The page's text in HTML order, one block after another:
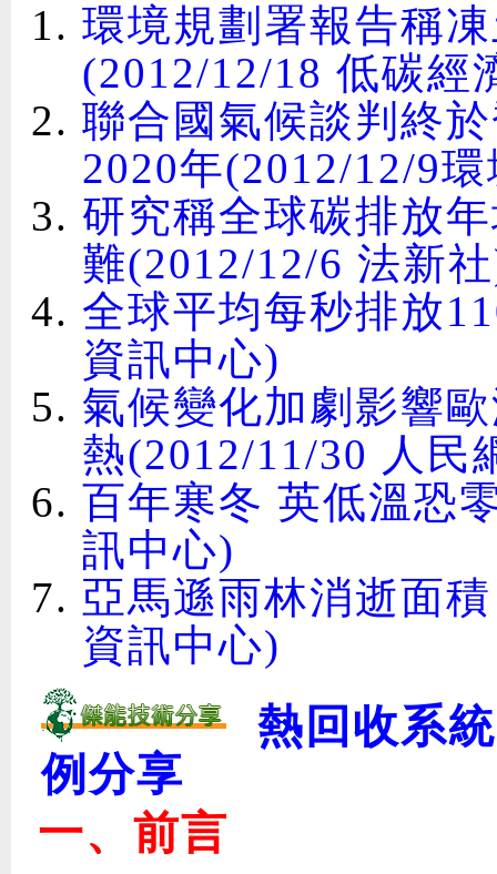
環境規劃署報告稱
(2012/12/18 低碳經
聯合國氣候談判終
2020年(2012/12/9
研究稱全球碳排放
難(2012/12/6 法新
全球平均每秒排放
資訊中心)
氣候變化加劇影響
熱(2012/11/30 人民
百年寒冬 英低溫恐
訊中心)
亞馬遜雨林消逝面
資訊中心)
熱回收系
例分享
一、前言